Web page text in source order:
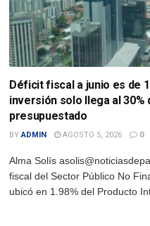
Déficit fiscal a junio es de
inversión solo llega al 30%
presupuestado
BY ADMIN AGOSTO 5, 2026 0
Alma Solís
fiscal del Sector Público No
ubicó en 1.98% del Producto